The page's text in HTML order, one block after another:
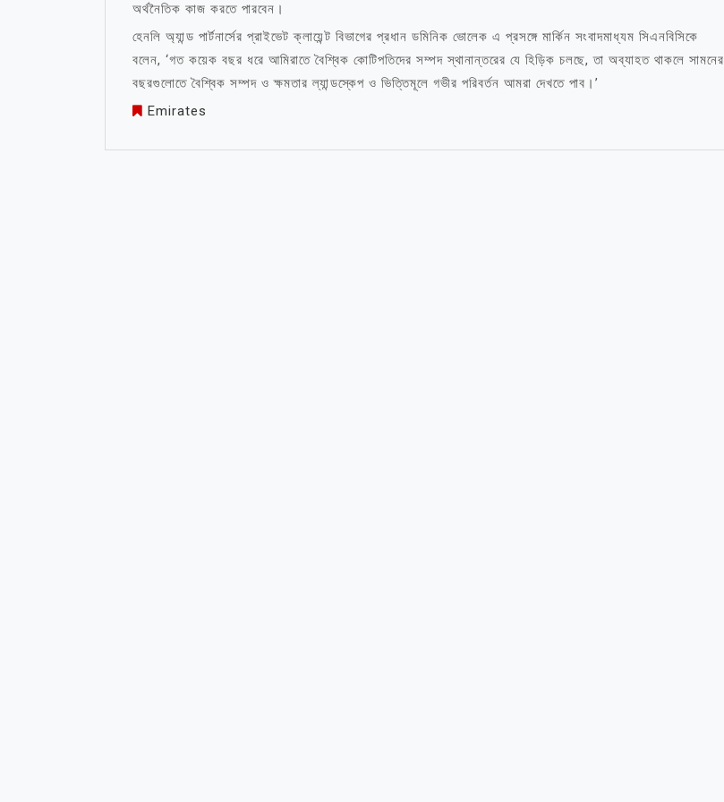
অর্থনৈতিক কাজ করতে পারবেন।
হেনলি অ্যান্ড পার্টনার্সের প্রাইভেট ক্লায়েন্ট বিভাগের প্রধান ডমিনিক ভোলেক এ প্রসঙ্গে মার্কিন সংবাদমাধ্যম সিএনবিসিকে
বলেন, ‘গত কয়েক বছর ধরে আমিরাতে বৈশ্বিক কোটিপতিদের সম্পদ স্থানান্তরের যে হিড়িক চলছে, তা অব্যাহত থাকলে সামনের
বছরগুলোতে বৈশ্বিক সম্পদ ও ক্ষমতার ল্যান্ডস্কেপ ও ভিত্তিমূলে গভীর পরিবর্তন আমরা দেখতে পাব।’
Emirates